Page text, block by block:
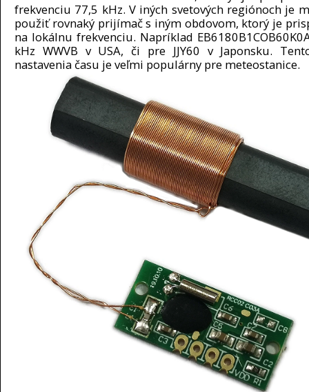
frekvenciu 77,5 kHz. V iných svetových regiónoch je
použiť rovnaký prijímač s iným obdovom, ktorý je
na lokálnu frekvenciu. Napríklad
kHz WWVB v USA, či pre JJY60 v Japonsku.
nastavenia času je veľmi populárny pre meteostanice.